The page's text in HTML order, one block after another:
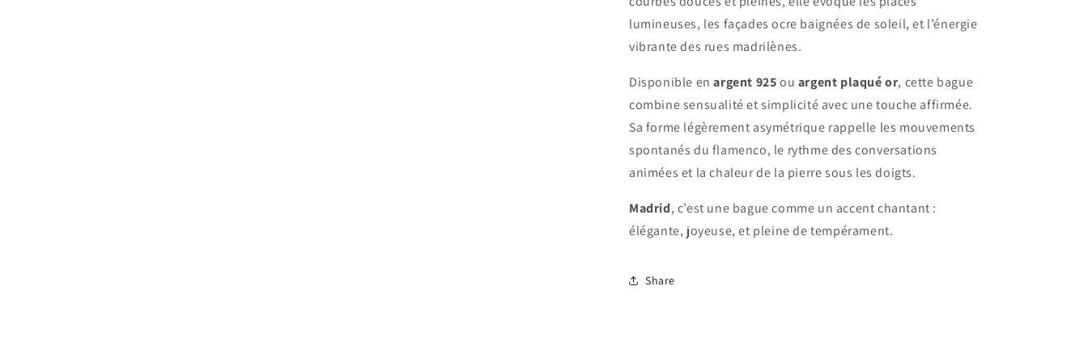
lumineuses, les façades ocre baignées de soleil, et l’énergie
vibrante des rues madrilènes.
Disponible enargent 925ou argent plaqué or, cette bague
combine sensualité et simplicité avec une touche affirmée.
Sa forme légèrement asymétrique rappelle les mouvements
spontanés du flamenco, le rythme des conversations
animées et la chaleur de la pierre sous les doigts.
Madrid, c’est une bague comme un accent chantant :
élégante, joyeuse, et pleine de tempérament.
Share